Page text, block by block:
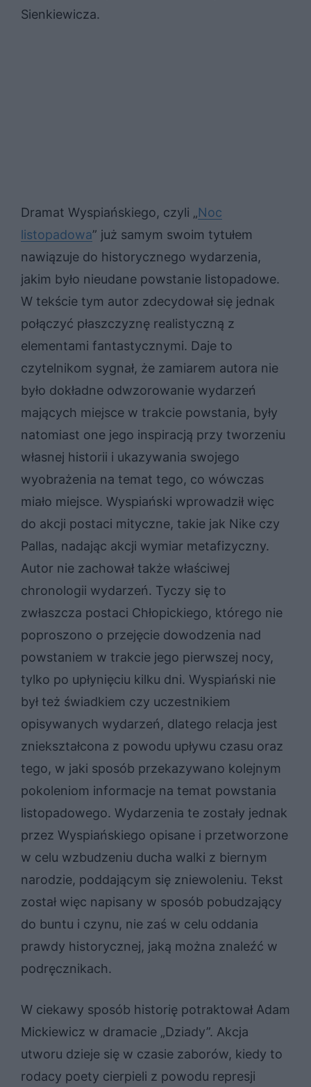
Sienkiewicza.
Dramat Wyspiańskiego, czyli „Noc
listopadowa” już samym swoim tytułem
nawiązuje do historycznego wydarzenia,
jakim było nieudane powstanie listopadowe.
W tekście tym autor zdecydował się jednak
połączyć płaszczyznę realistyczną z
elementami fantastycznymi. Daje to
czytelnikom sygnał, że zamiarem autora nie
było dokładne odwzorowanie wydarzeń
mających miejsce w trakcie powstania, były
natomiast one jego inspiracją przy tworzeniu
własnej historii i ukazywania swojego
wyobrażenia na temat tego, co wówczas
miało miejsce. Wyspiański wprowadził więc
do akcji postaci mityczne, takie jak Nike czy
Pallas, nadając akcji wymiar metafizyczny.
Autor nie zachował także właściwej
chronologii wydarzeń. Tyczy się to
zwłaszcza postaci Chłopickiego, którego nie
poproszono o przejęcie dowodzenia nad
powstaniem w trakcie jego pierwszej nocy,
tylko po upłynięciu kilku dni. Wyspiański nie
był też świadkiem czy uczestnikiem
opisywanych wydarzeń, dlatego relacja jest
zniekształcona z powodu upływu czasu oraz
tego, w jaki sposób przekazywano kolejnym
pokoleniom informacje na temat powstania
listopadowego. Wydarzenia te zostały jednak
przez Wyspiańskiego opisane i przetworzone
w celu wzbudzeniu ducha walki z biernym
narodzie, poddającym się zniewoleniu. Tekst
został więc napisany w sposób pobudzający
do buntu i czynu, nie zaś w celu oddania
prawdy historycznej, jaką można znaleźć w
podręcznikach.
W ciekawy sposób historię potraktował Adam
Mickiewicz w dramacie „Dziady”. Akcja
utworu dzieje się w czasie zaborów, kiedy to
rodacy poety cierpieli z powodu represji